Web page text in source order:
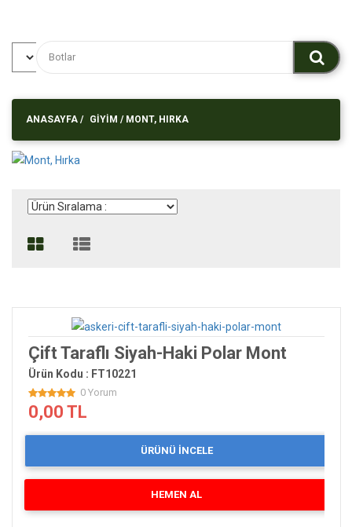
ANASAYFA / GIYIM / MONT, HIRKA
Çift Taraflı Siyah-Haki Polar Mont
Ürün Kodu : FT10221
0 Yorum
0,00 TL
ÜRÜNÜ İNCELE
HEMEN AL